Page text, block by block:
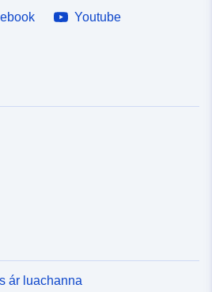
Youtube
ár luachanna